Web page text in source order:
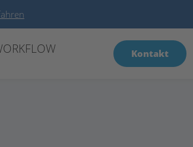
Kontakt